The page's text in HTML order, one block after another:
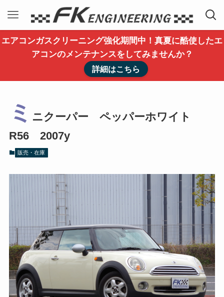
エアコンガスクリーニング強化期間中！真夏に酷使したエ
アコンのメンテナンスをしてみませんか？
詳細はこちら
ミ ニクーパー ペッパーホワイト
R56 2007y
販売・在庫